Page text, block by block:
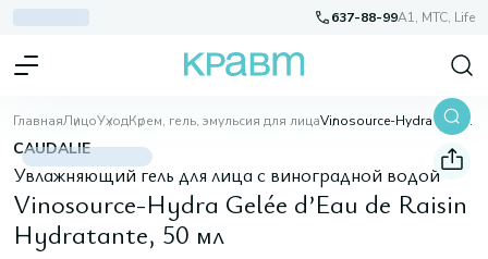
637-88-99A1, МТС, Life
ГлавнаяЛицоУходКрем, гель, эмульсия для лица Vinosource-Hydra Gelée d’Eau de Raisin Hydratante, 50 мл
CAUDALIE
Увлажняющий гель для лица с виноградной водой
Vinosource-Hydra Gelée d’Eau de Raisin
Hydratante, 50 мл